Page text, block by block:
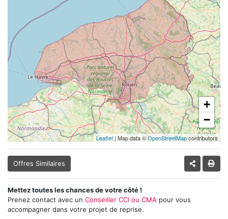
+
−
Leaflet| Map data ©OpenStreetMapcontributors
Offres Similaires
Mettez toutes les chances de votre côté !
Prenez contact avec un Conseiller CCI ou CMA pour vous
accompagner dans votre projet de reprise.